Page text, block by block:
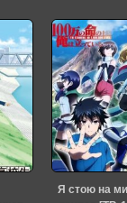
Я стою на